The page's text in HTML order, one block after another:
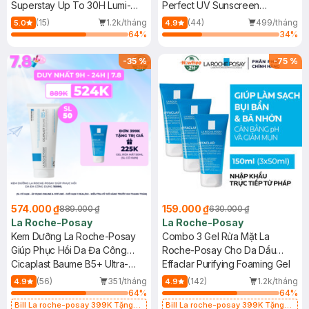
Superstay Up To 30H Lumi-
Matte Foundation SPF16 PA+++
5.0 (15)
1.2k/tháng
64%
Mới)
Perfect UV Sunscreen
Skincare Milk N SPF50+
PA++++
4.9 (44)
499/tháng
34%
-35%
574.000 ₫889.000 ₫
La Roche-Posay
Kem Dưỡng La Roche-Posay
Giúp Phục Hồi Da Đa Công
Dụng 100ml
Cicaplast Baume B5+ Ultra-
Repairing Soothing Balm
4.9 (56)
351/tháng
64%
Bill La roche-posay 399K Tặng
-75 %
159.000 ₫630.000 ₫
La Roche-Posay
Combo 3 Gel Rửa Mặt La
Roche-Posay Cho Da Dầu
Nhạy Cảm 50ml
Effaclar Purifying Foaming Gel
4.9 (142)
1.2k/tháng
64%
Bill La roche-posay 399K Tặng